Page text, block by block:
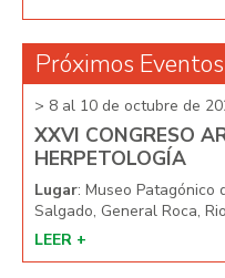
Próximos Eventos
> 8 al 10 de octubre de
XXVI CONGRESO
HERPETOLOGÍA
Lugar: Museo Patagónico
Salgado, General Roca,
LEER +